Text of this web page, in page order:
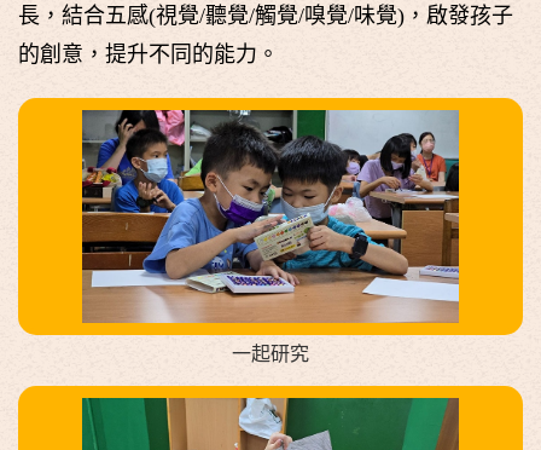
長，結合五感(視覺/聽覺/觸覺/嗅覺/味覺)，啟發孩子
的創意，提升不同的能力。
一起研究